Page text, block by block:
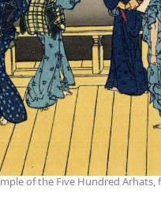
of the Five Hundred